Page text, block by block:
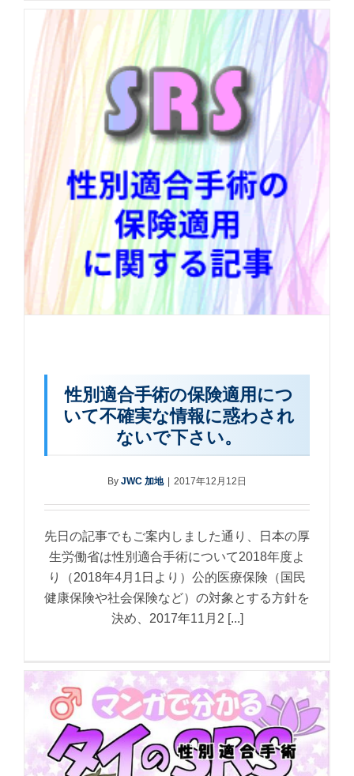
性別適合手術の保険適用につ
いて不確実な情報に惑わされ
ないで下さい。
By JWC 加地 | 2017年12月12日
先日の記事でもご案内しました通り、日本の厚
生労働省は性別適合手術について2018年度よ
り（2018年4月1日より）公的医療保険（国民
健康保険や社会保険など）の対象とする方針を
決め、2017年11月2 [...]